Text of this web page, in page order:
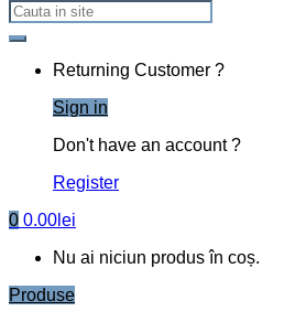
Returning Customer ?
Sign in
Don't have an account ?
Register
0 0.00 lei
Nu ai niciun produs în coș.
Produse